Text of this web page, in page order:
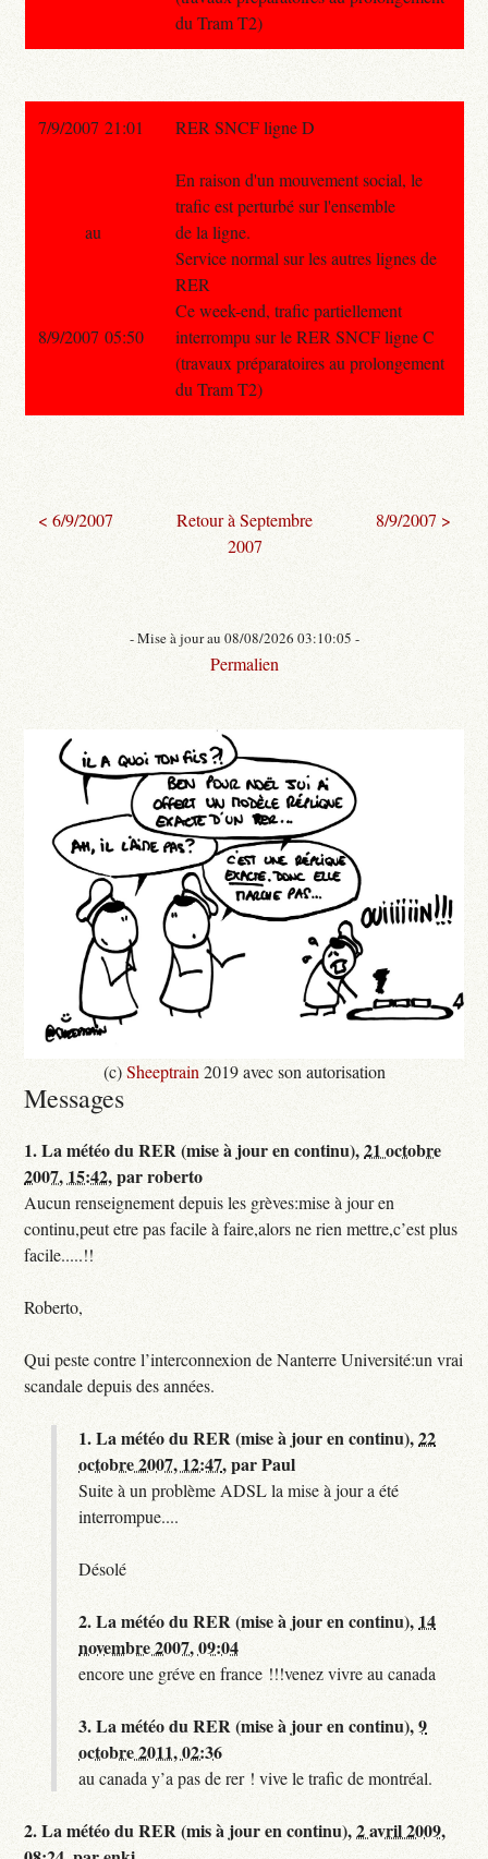
du Tram T2)
7/9/2007 21:01 RER SNCF ligne D
En raison d'un mouvement social, le
trafic est perturbé sur l'ensemble
de la ligne.
Service normal sur les autres lignes de
RER
Ce week-end, trafic partiellement
interrompu sur le RER SNCF ligne C
(travaux préparatoires au prolongement
du Tram T2)
au
8/9/2007 05:50
< 6/9/2007
Retour à Septembre
2007
8/9/2007 >
- Mise à jour au 08/08/2026 03:10:05 -
Permalien
(c)Sheeptrain 2019 avec son autorisation
Messages
1.La météo du RER (mise à jour en continu),21 octobre
2007, 15:42,parroberto
Aucun renseignement depuis les grèves:mise à jour en
continu,peut etre pas facile à faire,alors ne rien mettre,c’est plus
facile.....!!
Roberto,
Qui peste contre l’interconnexion de Nanterre Université:un vrai
scandale depuis des années.
1.La météo du RER (mise à jour en continu),22
octobre 2007, 12:47,parPaul
Suite à un problème ADSL la mise à jour a été
interrompue....
Désolé
2.La météo du RER (mise à jour en continu), 14
novembre 2007, 09:04
encore une gréve en france !!!venez vivre au canada
3.La météo du RER (mise à jour en continu),9
octobre 2011, 02:36
au canada y’a pas de rer ! vive le trafic de montréal.
2.La météo du RER (mis à jour en continu),2 avril 2009,